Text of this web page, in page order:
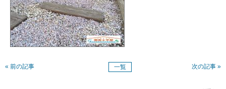
« 前の記事 一覧 次の記事 »